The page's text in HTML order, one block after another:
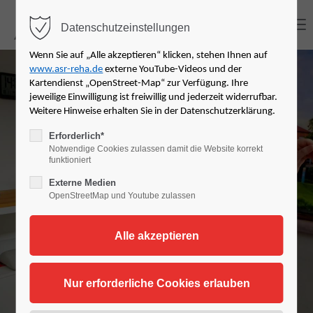
Login
Benutzername
Passwort
Physiotherapie
in Pforzheim
Datenschutzeinstellungen
Wenn Sie auf „Alle akzeptieren“ klicken, stehen Ihnen auf
www.asr-reha.de externe YouTube-Videos und der
Kartendienst „OpenStreet-Map“ zur Verfügung. Ihre
jeweilige Einwilligung ist freiwillig und jederzeit widerrufbar.
Weitere Hinweise erhalten Sie in der Datenschutzerklärung.
Erforderlich*
Notwendige Cookies zulassen damit die Website korrekt
funktioniert
Externe Medien
OpenStreetMap und Youtube zulassen